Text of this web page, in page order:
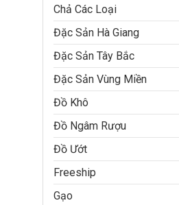
Chả Các Loại
Đặc Sản Hà Giang
Đặc Sản Tây Bắc
Đặc Sản Vùng Miền
Đồ Khô
Đồ Ngâm Rượu
Đồ Ướt
Freeship
Gạo